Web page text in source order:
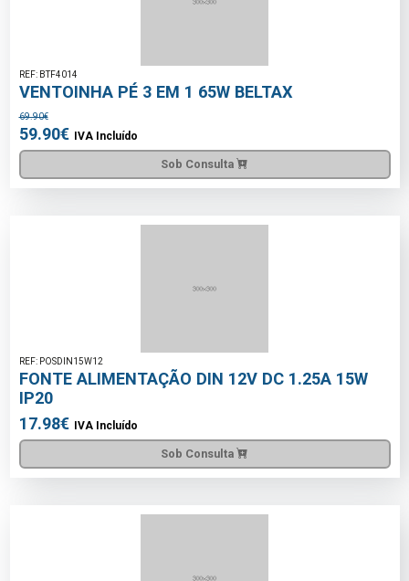
REF: BTF4014
VENTOINHA PÉ 3 EM 1 65W BELTAX
69.90€
59.90€ IVA Incluído
Sob Consulta
REF: POSDIN15W12
FONTE ALIMENTAÇÃO DIN 12V DC 1.25A 15W
IP20
17.98€ IVA Incluído
Sob Consulta